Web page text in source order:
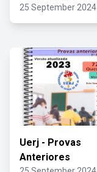
25 September 2024
Uerj - Provas
Anteriores